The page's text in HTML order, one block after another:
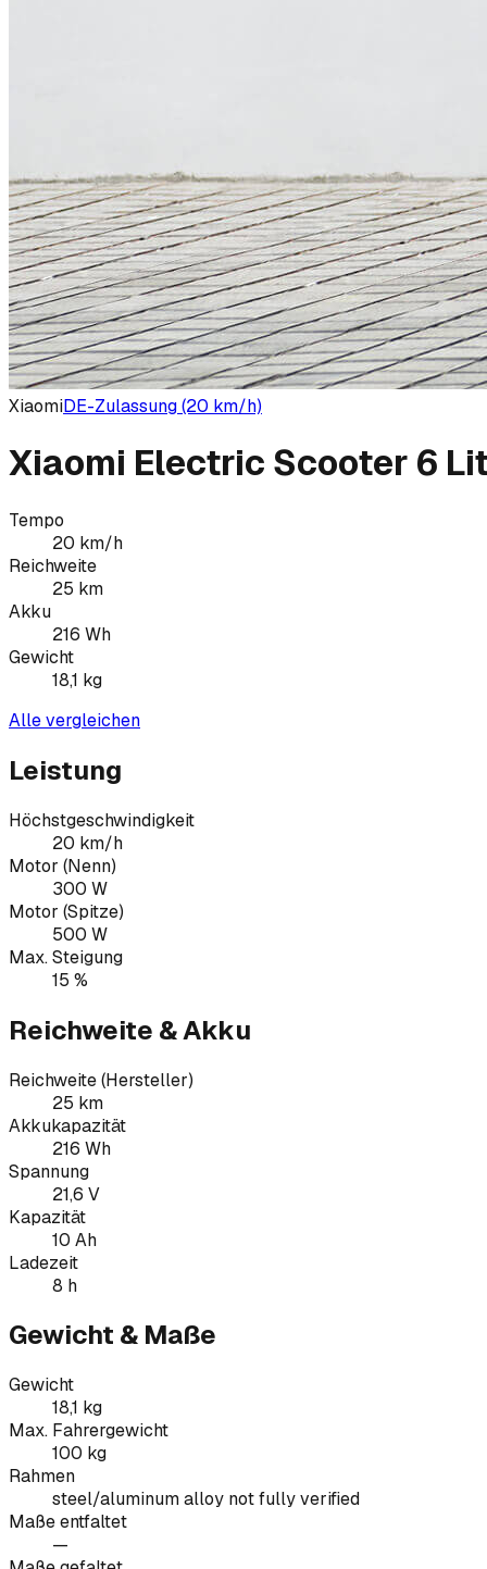
XiaomiDE-Zulassung (20 km/h)
Xiaomi Electric Scooter 6
Tempo
20 km/h
Reichweite
25 km
Akku
216 Wh
Gewicht
18,1 kg
Alle vergleichen
Leistung
Höchstgeschwindigkeit
20 km/h
Motor (Nenn)
300 W
Motor (Spitze)
500 W
Max. Steigung
15 %
Reichweite & Akku
Reichweite (Hersteller)
25 km
Akkukapazität
216 Wh
Spannung
21,6 V
Kapazität
10 Ah
Ladezeit
8 h
Gewicht & Maße
Gewicht
18,1 kg
Max. Fahrergewicht
100 kg
Rahmen
steel/aluminum alloy not fully verified
Maße entfaltet
—